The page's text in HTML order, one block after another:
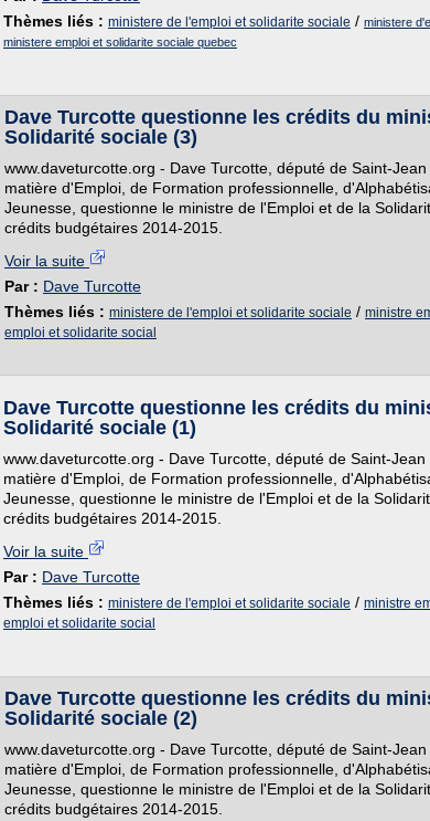
Thèmes liés : ministere de l'emploi et solidarite sociale / ministere
ministere emploi et solidarite sociale quebec
Dave Turcotte questionne les crédits du
Solidarité sociale (3)
www.daveturcotte.org - Dave Turcotte, député de Saint-
matière d'Emploi, de Formation professionnelle,
Jeunesse, questionne le ministre de l'Emploi et de la
crédits budgétaires 2014-2015.
Voir la suite
Par : Dave Turcotte
Thèmes liés : ministere de l'emploi et solidarite sociale / ministre
emploi et solidarite social
Dave Turcotte questionne les crédits du
Solidarité sociale (1)
www.daveturcotte.org - Dave Turcotte, député de Saint-
matière d'Emploi, de Formation professionnelle,
Jeunesse, questionne le ministre de l'Emploi et de la
crédits budgétaires 2014-2015.
Voir la suite
Par : Dave Turcotte
Thèmes liés : ministere de l'emploi et solidarite sociale / ministre
emploi et solidarite social
Dave Turcotte questionne les crédits du
Solidarité sociale (2)
www.daveturcotte.org - Dave Turcotte, député de Saint-
matière d'Emploi, de Formation professionnelle,
Jeunesse, questionne le ministre de l'Emploi et de la
crédits budgétaires 2014-2015.